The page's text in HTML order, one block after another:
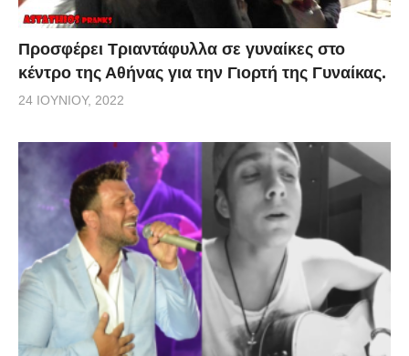
Προσφέρει Τριαντάφυλλα σε γυναίκες στο
κέντρο της Αθήνας για την Γιορτή της Γυναίκας.
24 ΙΟΥΝΊΟΥ, 2022